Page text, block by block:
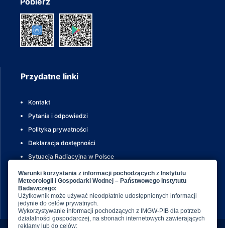
Przydatne linki
Kontakt
Pytania i odpowiedzi
Polityka prywatności
Deklaracja dostępności
Sytuacja Radiacyjna w Polsce
Meteoalarm
Dane publiczne IMGW-PIB
Biuletyn informacji publicznej